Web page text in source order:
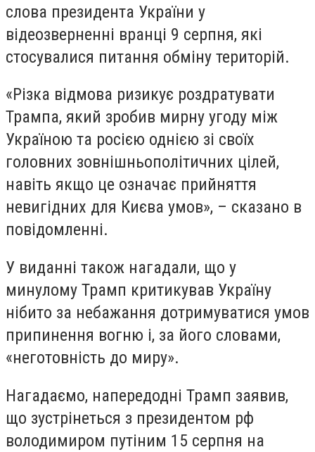
слова президента України у
відеозверненні вранці 9 серпня, які
стосувалися питання обміну територій.
«Різка відмова ризикує роздратувати
Трампа, який зробив мирну угоду між
Україною та росією однією зі своїх
головних зовнішньополітичних цілей,
навіть якщо це означає прийняття
невигідних для Києва умов», – сказано в
повідомленні.
У виданні також нагадали, що у
минулому Трамп критикував Україну
нібито за небажання дотримуватися умов
припинення вогню і, за його словами,
«неготовність до миру».
Нагадаємо, напередодні Трамп заявив,
що зустрінеться з президентом рф
володимиром путіним 15 серпня на